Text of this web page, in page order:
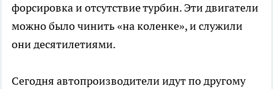
форсировка и отсутствие турбин. Эти двигатели
можно было чинить «на коленке», и служили
они десятилетиями.
Сегодня автопроизводители идут по другому